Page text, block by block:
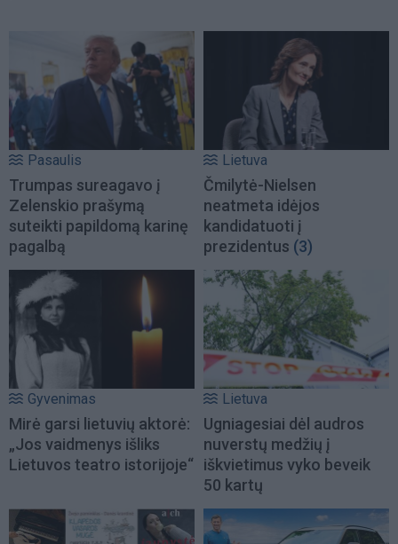
Pasaulis
Trumpas sureagavo į
Zelenskio prašymą
suteikti papildomą karinę
pagalbą
Lietuva
Čmilytė-Nielsen
neatmeta idėjos
kandidatuoti į
prezidentus (3)
Gyvenimas
Mirė garsi lietuvių aktorė:
„Jos vaidmenys išliks
Lietuvos teatro istorijoje“
Lietuva
Ugniagesiai dėl audros
nuverstų medžių į
iškvietimus vyko beveik
50 kartų